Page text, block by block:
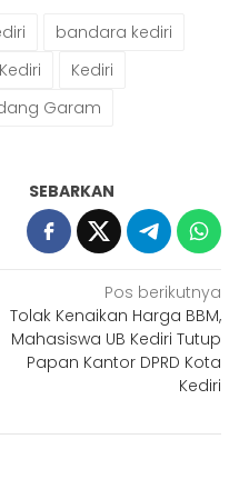
bandara kediri
Kediri
Garam
SEBARKAN
Pos berikutnya
Tolak Kenaikan Harga BBM,
Mahasiswa UB Kediri Tutup
Papan Kantor DPRD Kota
Kediri